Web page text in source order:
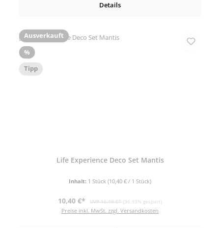
Details
Ausverkauft
%Rabatt
Tipp
Life Experience Deco Set Mantis
Inhalt: 1 Stück (10,40 € / 1 Stück)
Verkaufspreis:
10,40 €* Regulärer Preis:
UVP 16,49 €* (36.93% gespart)
Preise inkl. MwSt. zzgl. Versandkosten